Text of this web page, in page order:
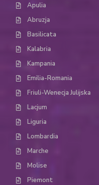
Apulia
Abruzja
Basilicata
Kalabria
Kampania
Emilia-Romania
Friuli-Wenecja Julijska
Lacjum
Liguria
Lombardia
Marche
Molise
Piemont